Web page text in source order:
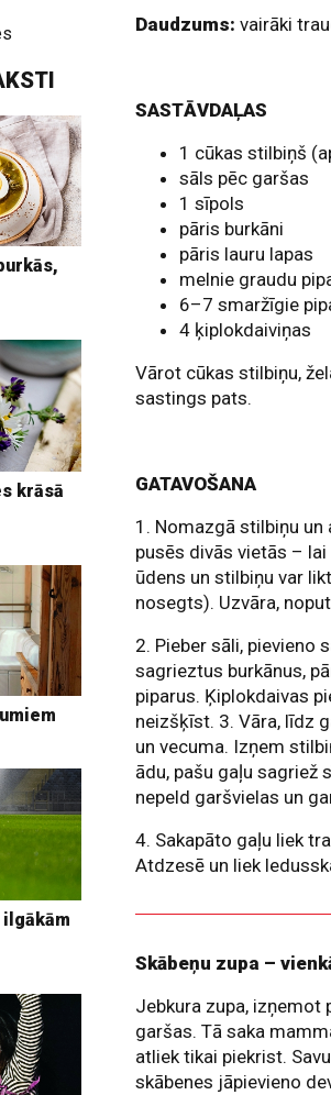
krāsā
ilgākām
Daudzums:vairāki
SASTĀVDAĻAS
1 cūkas stilbiņš
sāls pēc garšas
1 sīpols
pāris burkāni
pāris lauru lapas
melnie graudu
6–7 smaržīgie
4 ķiplokdaiviņas
Vārot cūkas stilbiņu,
sastings pats.
GATAVOŠANA
1. Nomazgā stilbiņu un
pusēs divās vietās –
ūdens un stilbiņu var
nosegts). Uzvāra,
2. Pieber sāli, pievieno
sagrieztus burkānus,
piparus. Ķiplokdaivas
neizšķīst. 3. Vāra, līdz
un vecuma. Izņem
ādu, pašu gaļu sagriež
nepeld garšvielas un
4. Sakapāto gaļu liek
Atdzesē un liek
Skābeņu zupa –
Jebkura zupa, izņemot
garšas. Tā saka
atliek tikai piekrist.
skābenes jāpievieno